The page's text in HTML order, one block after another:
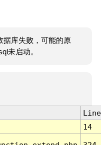
据库失败，可能的原
未启动。
Line
14